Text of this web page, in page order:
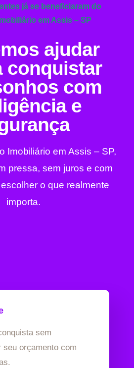
já se beneficiaram do
em Assis – SP
ajudar
conquistar
com
e
Imobiliário em Assis – SP,
pressa, sem juros e com
o que realmente
importa.
sem
seu orçamento com